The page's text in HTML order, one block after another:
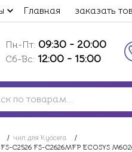
Главная заказать
Пн-Пт: 09:30 - 20:00
Сб-Вс: 12:00 - 15:00
/ чип для Kyocera
/
C2526 FS-C2626MFP ECOSYS